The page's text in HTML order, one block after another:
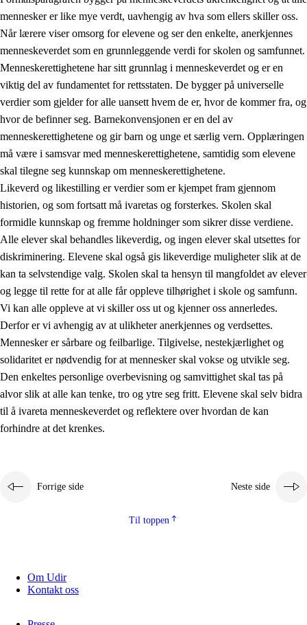
1. Opplæringens verdigrunnlag
1.1 Menneskeverdet
1.2 Identitet og kulturelt mangfold
1.3 Kritisk tenkning og etisk bevissthet
1.4 Skaperglede, engasjement og utforskertrang
1.5 Respekt for naturen og miljøbevissthet
1.6 Demokrati og medvirkning
mennesker er like mye verdt, uavhengig av hva som ellers skiller oss.
Når lærere viser omsorg for elevene og ser den enkelte, anerkjennes
menneskeverdet som en grunnleggende verdi for skolen og samfunnet.
Menneskerettighetene har sitt grunnlag i menneskeverdet og er en
viktig del av fundamentet for rettsstaten. De bygger på universelle
verdier som gjelder for alle uansett hvem de er, hvor de kommer fra, og
hvor de befinner seg. Barnekonvensjonen er en del av
menneskerettighetene og gir barn og unge et særlig vern. Opplæringen
må være i samsvar med menneskerettighetene, samtidig som elevene
skal tilegne seg kunnskap om menneskerettighetene.
Likeverd og likestilling er verdier som er kjempet fram gjennom
historien, og som fortsatt må ivaretas og forsterkes. Skolen skal
formidle kunnskap og fremme holdninger som sikrer disse verdiene.
Alle elever skal behandles likeverdig, og ingen elever skal utsettes for
diskriminering. Elevene skal også gis likeverdige muligheter slik at de
kan ta selvstendige valg. Skolen skal ta hensyn til mangfoldet av elever
og legge til rette for at alle får oppleve tilhørighet i skole og samfunn.
Vi kan alle oppleve at vi skiller oss ut og kjenner oss annerledes.
Derfor er vi avhengig av at ulikheter anerkjennes og verdsettes.
Mennesker er sårbare og feilbarlige. Tilgivelse, nestekjærlighet og
solidaritet er nødvendig for at mennesker skal vokse og utvikle seg.
Den enkeltes personlige overbevisning og samvittighet skal tas på
alvor slik at alle kan tenke, tro og ytre seg fritt. Elevene skal selv bidra
til å ivareta menneskeverdet og reflektere over hvordan de kan
forhindre at det krenkes.
Forrige side Neste side
Til toppen
Om Udir
Kontakt oss